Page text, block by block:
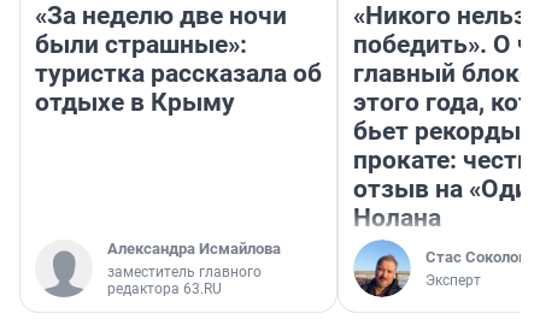
«За неделю две ночи
были страшные»:
туристка рассказала об
отдыхе в Крыму
Александра Исмайлова
заместитель главного
редактора 63.RU
«Никого нельзя
победить». О
главный
этого года,
бьет рекорды в
прокате:
отзыв на
Нолана
Стас Соколов
Эксперт